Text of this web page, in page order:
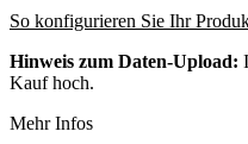
So konfigurieren Sie Ihr
Hinweis zum Daten-Upload:
Kauf hoch.
Mehr Infos